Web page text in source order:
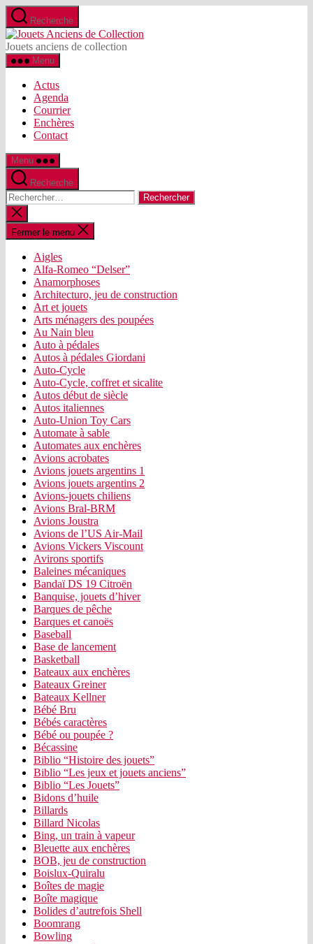
Aller
au
contenu
Recherche
Jouets anciens de collection
Menu
Actus
Agenda
Courrier
Enchères
Contact
Menu
Recherche
Rechercher :
Fermer
la
recherche
Fermer le menu
Aigles
Alfa-Romeo “Delser”
Anamorphoses
Architecturo, jeu de construction
Art et jouets
Arts ménagers des poupées
Au Nain bleu
Auto à pédales
Autos à pédales Giordani
Auto-Cycle
Auto-Cycle, coffret et sicalite
Autos début de siècle
Autos italiennes
Auto-Union Toy Cars
Automate à sable
Automates aux enchères
Avions acrobates
Avions jouets argentins 1
Avions jouets argentins 2
Avions-jouets chiliens
Avions Bral-BRM
Avions Joustra
Avions de l’US Air-Mail
Avions Vickers Viscount
Avirons sportifs
Baleines mécaniques
Bandaï DS 19 Citroën
Banquise, jouets d’hiver
Barques de pêche
Barques et canoës
Baseball
Base de lancement
Basketball
Bateaux aux enchères
Bateaux Greiner
Bateaux Kellner
Bébé Bru
Bébés caractères
Bébé ou poupée ?
Bécassine
Biblio “Histoire des jouets”
Biblio “Les jeux et jouets anciens”
Biblio “Les Jouets”
Bidons d’huile
Billards
Billard Nicolas
Bing, un train à vapeur
Bleuette aux enchères
BOB, jeu de construction
Boislux-Quiralu
Boîtes de magie
Boîte magique
Bolides d’autrefois Shell
Boomrang
Bowling